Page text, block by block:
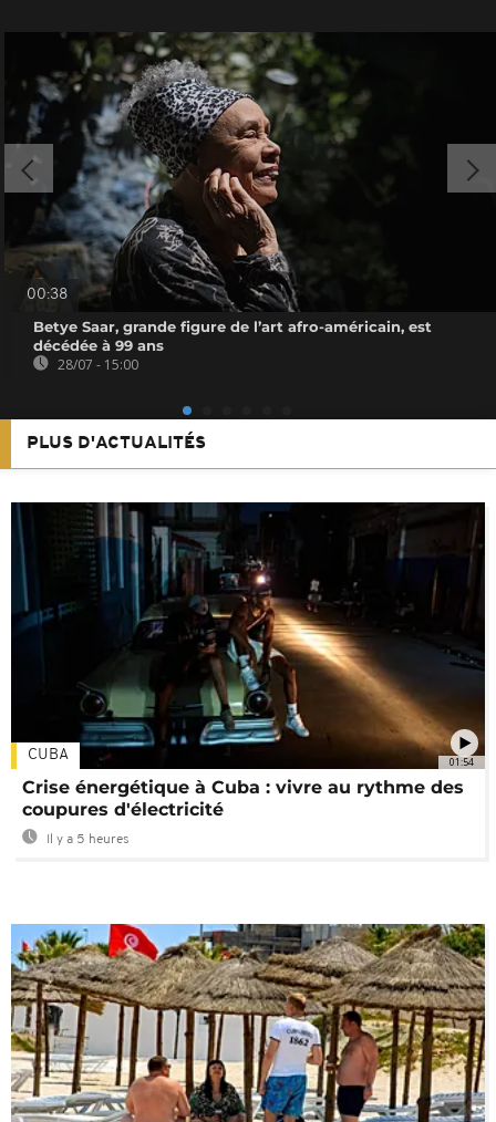
00:38
Betye Saar, grande figure de l’art afro-américain, est
décédée à 99 ans
28/07 - 15:00
PLUS D'ACTUALITÉS
01:54
CUBA
Crise énergétique à Cuba : vivre au rythme des
coupures d'électricité
Il y a 5 heures